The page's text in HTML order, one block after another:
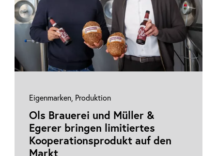
Eigenmarken, Produktion
Ols Brauerei und Müller &
Egerer bringen limitiertes
Kooperationsprodukt auf den
Markt